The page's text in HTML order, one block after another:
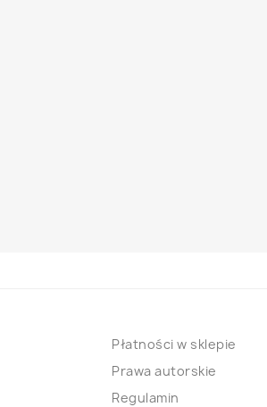
Płatności w sklepie
Prawa autorskie
Regulamin